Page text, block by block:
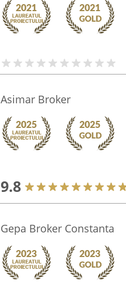
Asimar Broker
9.8
Gepa Broker Constanta